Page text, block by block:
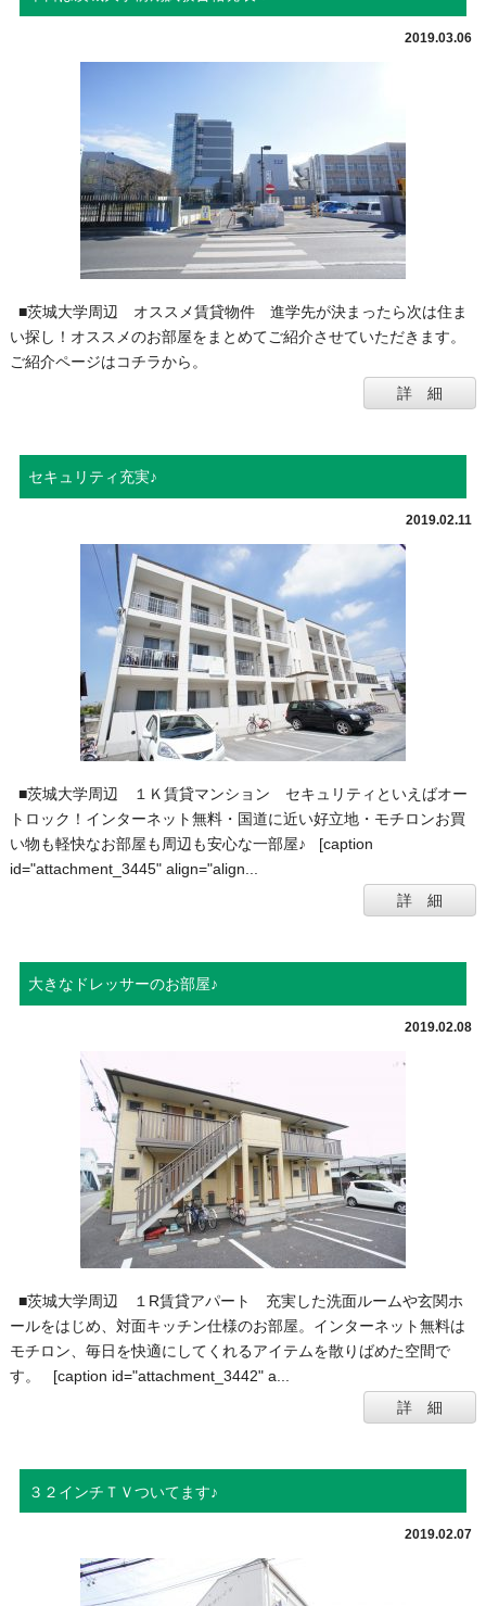
2019.03.06
■茨城大学周辺 オススメ賃貸物件 進学先が決まったら次は住ま
い探し！オススメのお部屋をまとめてご紹介させていただきます。
ご紹介ページはコチラから。
詳 細
セキュリティ充実♪
2019.02.11
■茨城大学周辺 １Ｋ賃貸マンション セキュリティといえばオー
トロック！インターネット無料・国道に近い好立地・モチロンお買
い物も軽快なお部屋も周辺も安心な一部屋♪ [caption
id="attachment_3445" align="align...
詳 細
大きなドレッサーのお部屋♪
2019.02.08
■茨城大学周辺 １R賃貸アパート 充実した洗面ルームや玄関ホ
ールをはじめ、対面キッチン仕様のお部屋。インターネット無料は
モチロン、毎日を快適にしてくれるアイテムを散りばめた空間で
す。 [caption id="attachment_3442" a...
詳 細
３２インチＴＶついてます♪
2019.02.07